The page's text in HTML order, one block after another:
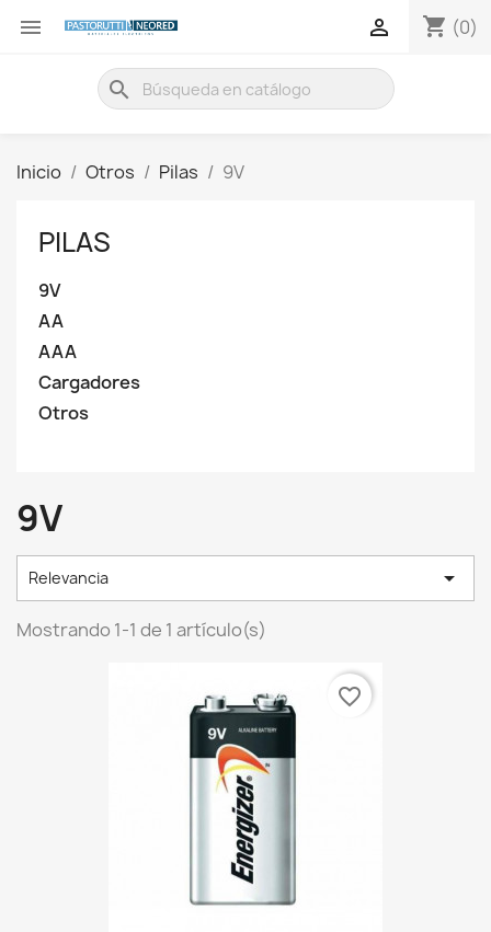
 shopping_cart (0)

search
Inicio Otros Pilas 9V
PILAS
9V
AA
AAA
Cargadores
Otros
9V
Relevancia 
Mostrando 1-1 de 1 artículo(s)
favorite_border